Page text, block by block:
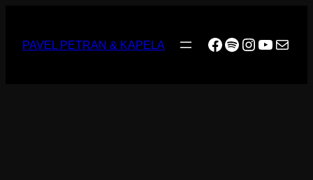
PAVEL PETRAN & KAPELA Facebook
Spotify
Instagram
E-mail